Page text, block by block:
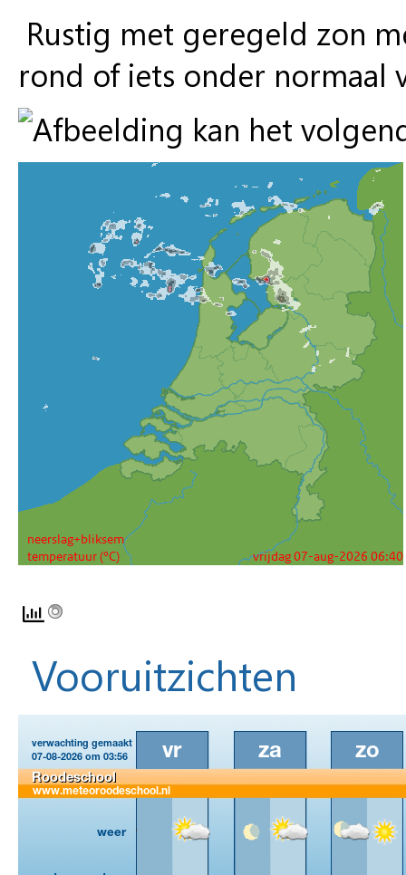
Rustig met geregeld zon
rond of iets onder normaal
Vooruitzichten